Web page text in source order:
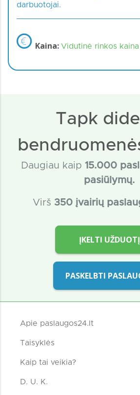
darbuotojai.
Kaina: Vidutinė rinkos kaina
Tapk
Daugiau kaip 15.000
pasiūlymų.
Virš 350 įvairių
ĮKELTI UŽDUOTĮ
PASKELBTI
Apie paslaugos24.lt
Taisyklės
Kaip tai veikia?
D. U. K.